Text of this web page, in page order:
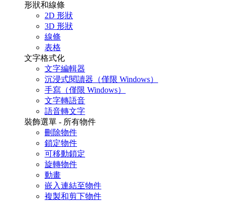
形狀和線條
2D 形狀
3D 形狀
線條
表格
文字格式化
文字編輯器
沉浸式閱讀器（僅限 Windows）
手寫（僅限 Windows）
文字轉語音
語音轉文字
裝飾選單 - 所有物件
刪除物件
鎖定物件
可移動鎖定
旋轉物件
動畫
嵌入連結至物件
複製和剪下物件